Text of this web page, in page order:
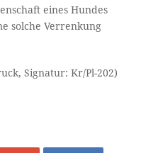
eines Hundes
solche Verrenkung
Signatur: Kr/Pl-202)